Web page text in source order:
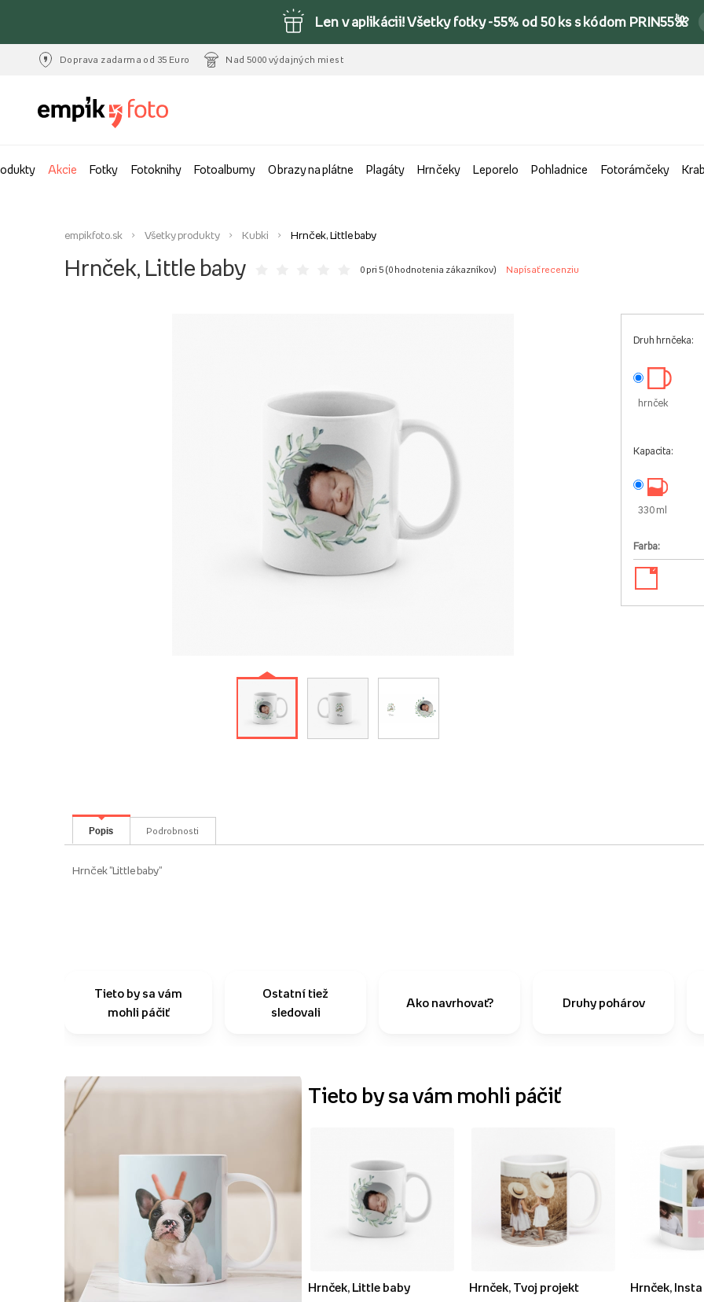
Len v aplikácii! Všetky fotky -55% od 50 ks s kódom PRIN55🌺
Doprava zadarma od 35 Euro Nad 5000 výdajných miest
Akcie Fotky Fotoknihy Fotoalbumy Obrazy na plátne Plagáty Hrnčeky Leporelo Pohladnice Fotorámčeky
empikfoto.sk Všetky produkty Kubki Hrnček, Little baby
Hrnček, Little baby 0 pri 5 (0 hodnotenia zákazníkov) Napísať recenziu
Druh hrnčeka:
hrnček
Kapacita:
330 ml
Farba:
✓
Popis Podrobnosti
Hrnček "Little baby"
Tieto by sa vám
mohli páčiť
Ostatní tiež
sledovali
Ako navrhovať? Druhy pohárov
Tieto by sa vám mohli páčiť
Hrnček, Little baby Hrnček, Tvoj projekt Hrnček,